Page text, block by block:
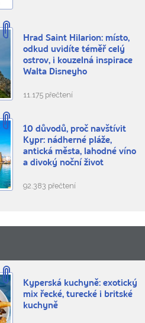
Hrad Saint Hilarion: místo,
odkud uvidíte téměř celý
ostrov, i kouzelná inspirace
Walta Disneyho
11.175 přečtení
10 důvodů, proč navštívit
Kypr: nádherné pláže,
antická města, lahodné víno
a divoký noční život
92.383 přečtení
Kyperská kuchyně: exotický
mix řecké, turecké i britské
kuchyně